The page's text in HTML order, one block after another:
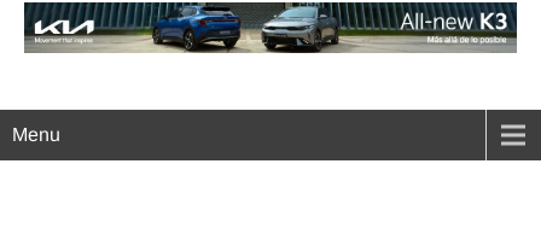
Menu